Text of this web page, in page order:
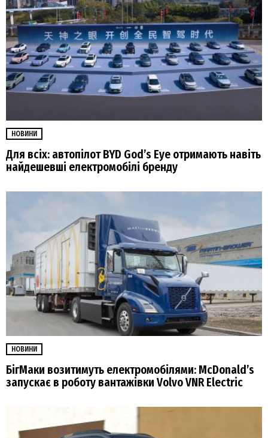
НОВИНИ
Для всіх: автопілот BYD God’s Eye отримають навіть
найдешевші електромобілі бренду
НОВИНИ
БігМаки возитимуть електромобілями: McDonald’s
запускає в роботу вантажівки Volvo VNR Electric